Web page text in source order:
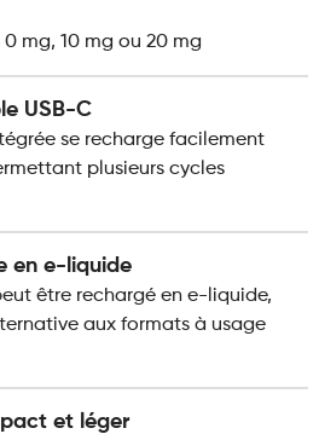
mg, 10 mg ou 20 mg
USB-C
se recharge facilement
plusieurs cycles
en e-liquide
être rechargé en e-liquide,
aux formats à usage
et léger